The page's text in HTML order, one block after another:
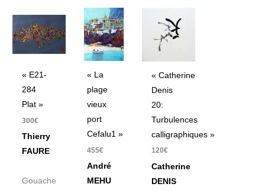
« E21-
284
Plat »
300€
Thierry
FAURE
Gouache
« La
plage
vieux
port
Cefalu1 »
455€
André
MEHU
« Catherine
Denis
20:
Turbulences
calligraphiques »
120€
Catherine
DENIS